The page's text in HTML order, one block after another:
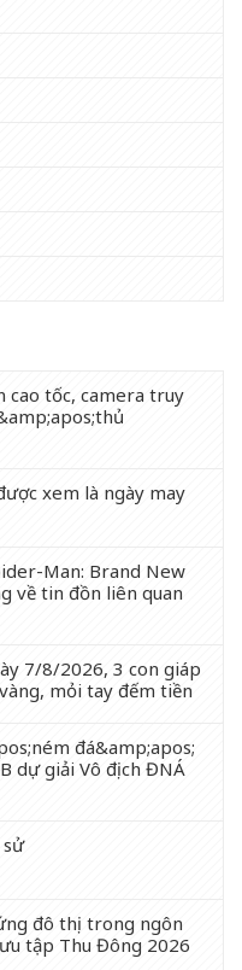
tốc, camera truy
xem là ngày may
Man: Brand New
về tin đồn liên quan
7/8/2026, 3 con giáp
mỏi tay đếm tiền
đá&amp;apos;
dự giải Vô địch ĐNÁ
đô thị trong ngôn
tập Thu Đông 2026